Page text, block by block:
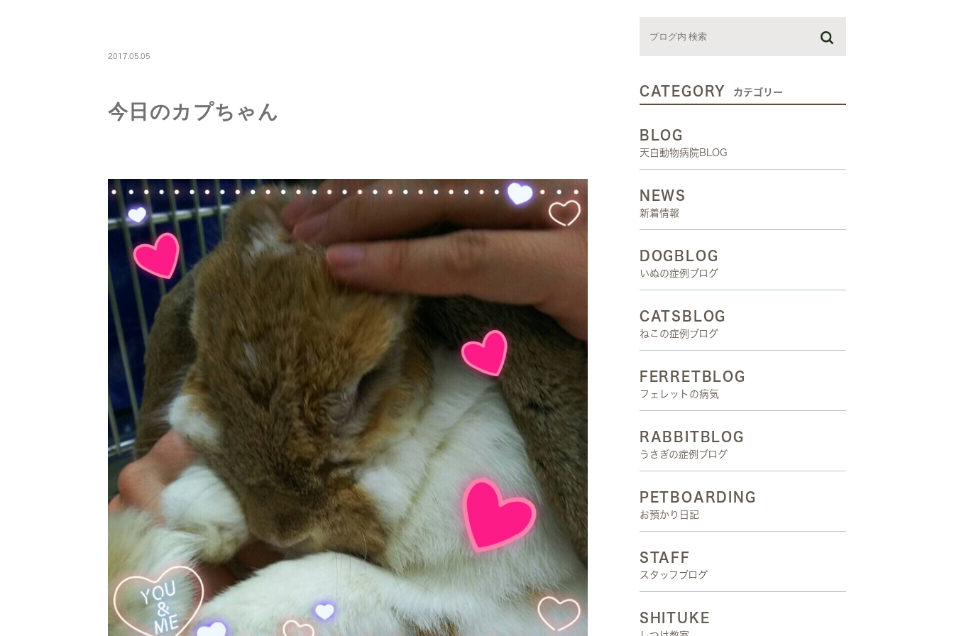
2017.05.05
今日のカプちゃん
CATEGORY カテゴリー
BLOG
天白動物病院BLOG
NEWS
新着情報
DOGBLOG
いぬの症例ブログ
CATSBLOG
ねこの症例ブログ
FERRETBLOG
フェレットの病気
RABBITBLOG
うさぎの症例ブログ
PETBOARDING
お預かり日記
STAFF
スタッフブログ
SHITUKE